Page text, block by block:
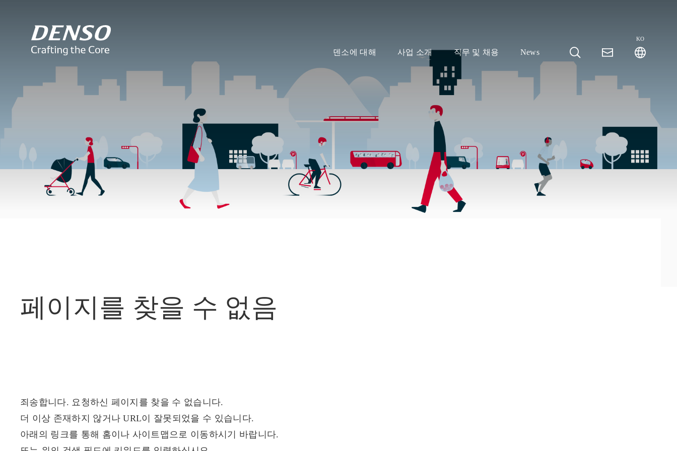
덴소에 대해 사업 소개 직무 및 채용 News
KO
페이지를 찾을 수 없음
죄송합니다. 요청하신 페이지를 찾을 수 없습니다.
더 이상 존재하지 않거나 URL이 잘못되었을 수 있습니다.
아래의 링크를 통해 홈이나 사이트맵으로 이동하시기 바랍니다.